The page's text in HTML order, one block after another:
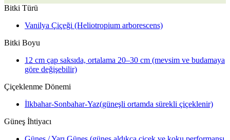
Bitki Türü
Vanilya Çiçeği (Heliotropium arborescens)
Bitki Boyu
12 cm çap saksıda, ortalama 20–30 cm (mevsim ve budamaya
göre değişebilir)
Çiçeklenme Dönemi
İlkbahar-Sonbahar-Yaz(güneşli ortamda sürekli çiçeklenir)
Güneş İhtiyacı